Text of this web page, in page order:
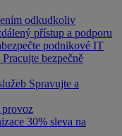
odkudkoliv
přístup a podporu
podnikové IT
Pracujte bezpečně
Spravujte a
provoz
30% sleva na